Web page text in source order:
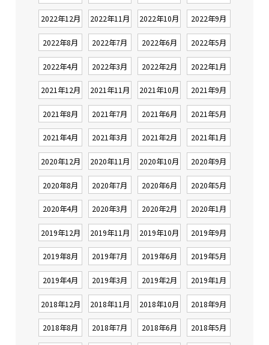
2022年12月 2022年11月 2022年10月 2022年9月
2022年8月 2022年7月 2022年6月 2022年5月
2022年4月 2022年3月 2022年2月 2022年1月
2021年12月 2021年11月 2021年10月 2021年9月
2021年8月 2021年7月 2021年6月 2021年5月
2021年4月 2021年3月 2021年2月 2021年1月
2020年12月 2020年11月 2020年10月 2020年9月
2020年8月 2020年7月 2020年6月 2020年5月
2020年4月 2020年3月 2020年2月 2020年1月
2019年12月 2019年11月 2019年10月 2019年9月
2019年8月 2019年7月 2019年6月 2019年5月
2019年4月 2019年3月 2019年2月 2019年1月
2018年12月 2018年11月 2018年10月 2018年9月
2018年8月 2018年7月 2018年6月 2018年5月